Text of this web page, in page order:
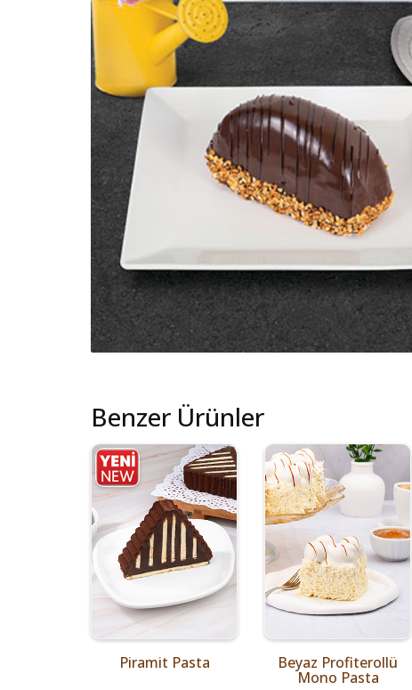
Benzer Ürünler
Piramit Pasta Beyaz Profiterollü
Mono Pasta